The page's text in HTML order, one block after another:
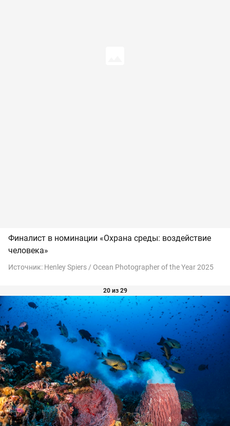
Финалист в номинации «Охрана среды: воздействие
человека»
Источник: Henley Spiers / Ocean Photographer of the Year 2025
20 из 29